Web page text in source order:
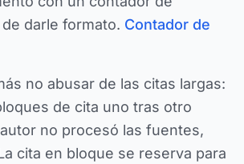
darle formato. Contador de
no abusar de las citas largas:
de cita uno tras otro
no procesó las fuentes,
cita en bloque se reserva para